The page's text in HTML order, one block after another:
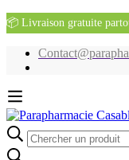
📦 Livraison gratuite
Recherche
pour: